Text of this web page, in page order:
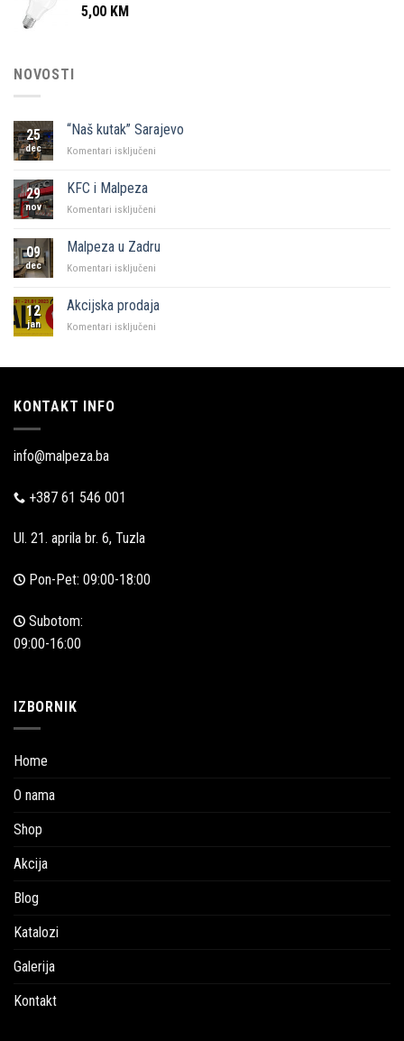
5,00 KM
NOVOSTI
25
dec
“Naš kutak” Sarajevo
Komentari isključeni
29
nov
KFC i Malpeza
Komentari isključeni
Malpeza
09
dec
Malpeza u Zadru
Komentari isključeni
Zadru
12
jan
Akcijska prodaja
Komentari isključeni
KONTAKT INFO
info@malpeza.ba
+387 61 546 001
Ul. 21. aprila br. 6, Tuzla
Pon-Pet: 09:00-18:00
Subotom:
09:00-16:00
IZBORNIK
Home
O nama
Shop
Akcija
Blog
Katalozi
Galerija
Kontakt